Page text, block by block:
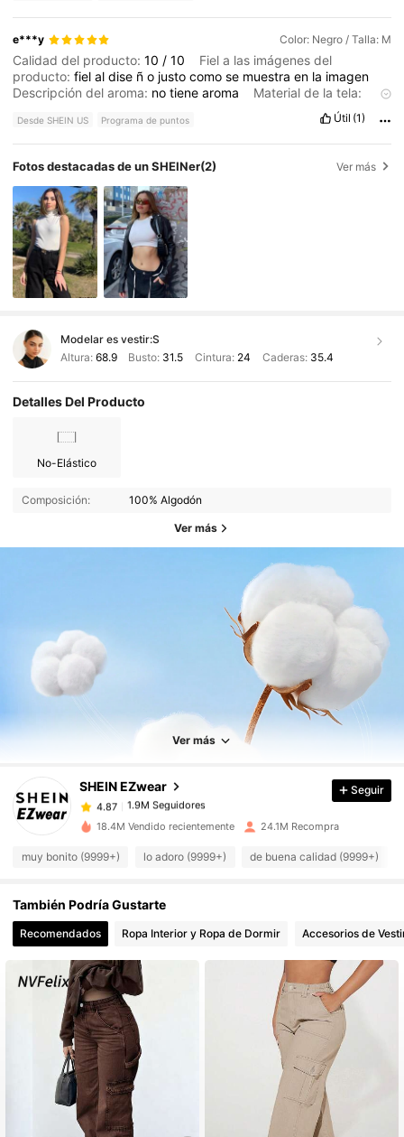
e***y Color: Negro / Talla: M
Calidad del producto:10 /10
Fiel a las imágenes del
producto:fielaldise ño justocomose muestraen la imagen
Descripción del aroma: notienearoma
Material de la tela:
Desde SHEIN US Programa de puntos Útil (1)
Fotos destacadas de un SHEINer(2) Ver más
Modelar es vestir:S
Altura: 68.9 Busto: 31.5 Cintura: 24 Caderas: 35.4
Detalles Del Producto
No-Elástico
Composición: 100% Algodón
Ver más
Ver más
SHEIN EZwear
1.9M Seguidores
w***6 pagóHace 8 horas
4.87 1.9M Seguidores
4.87 1.9M Seguidores
4.87 1.9M Seguidores
4.87 1.9M Seguidores
4.87 1.9M Seguidores
1.9M Seguidores
Seguir
18.4M Vendido recientemente 24.1M Recompra
muy bonito (9999+) lo adoro (9999+) de buena calidad (9999+)
También Podría Gustarte
Recomendados Ropa Interior y Ropa de Dormir Accesorios de